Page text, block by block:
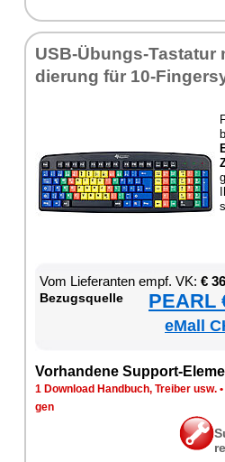
USB-Übungs-
die­rung für 10-
Vom Lie­fe­ran­ten empf. VK: €
Be­zugs­quel­le PEARL
eMall
Vor­han­de­ne Sup­port-
1 Down­load Hand­buch, Trei­ber usw. •
gen